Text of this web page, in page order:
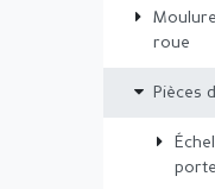
roue
Pièces